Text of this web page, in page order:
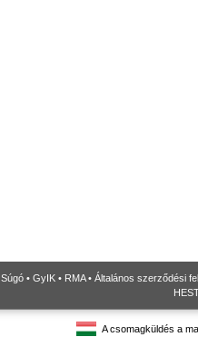
Súgó • GyIK • RMA• Általános szerződési
A csomagküldés a